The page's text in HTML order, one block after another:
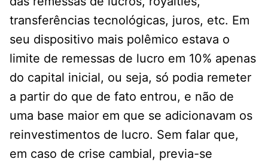
transferências tecnológicas, juros, etc. Em
seu dispositivo mais polêmico estava o
limite de remessas de lucro em 10% apenas
do capital inicial, ou seja, só podia remeter
a partir do que de fato entrou, e não de
uma base maior em que se adicionavam os
reinvestimentos de lucro. Sem falar que,
em caso de crise cambial, previa-se